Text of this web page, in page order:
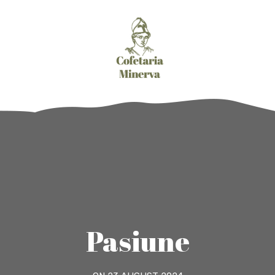
Pasiune